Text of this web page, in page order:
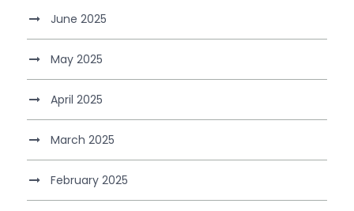
June 2025
May 2025
April 2025
March 2025
February 2025